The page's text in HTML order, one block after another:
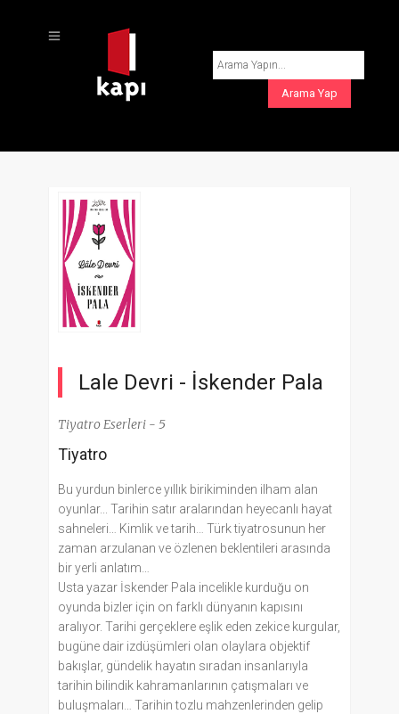
Lale Devri - İskender Pala
Tiyatro Eserleri - 5
Tiyatro
Bu yurdun binlerce yıllık birikiminden ilham alan
oyunlar... Tarihin satır aralarından heyecanlı hayat
sahneleri… Kimlik ve tarih… Türk tiyatrosunun her
zaman arzulanan ve özlenen beklentileri arasında
bir yerli anlatım…
Usta yazar İskender Pala incelikle kurduğu on
oyunda bizler için on farklı dünyanın kapısını
aralıyor. Tarihi gerçeklere eşlik eden zekice kurgular,
bugüne dair izdüşümleri olan olaylara objektif
bakışlar, gündelik hayatın sıradan insanlarıyla
tarihin bilindik kahramanlarının çatışmaları ve
buluşmaları… Tarihin tozlu mahzenlerinden gelip